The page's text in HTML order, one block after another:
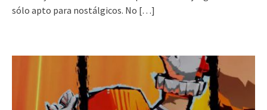
sólo apto para nostálgicos. No […]